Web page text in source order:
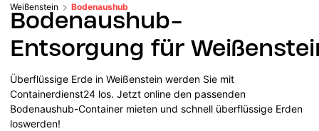
Weißenstein
Bodenaushub
Bodenaushub-
Entsorgung für
Überflüssige Erde in Weißenstein werden Sie mit
Containerdienst24 los. Jetzt online den passenden
Bodenaushub-Container mieten und schnell überflüssige Erden
loswerden!